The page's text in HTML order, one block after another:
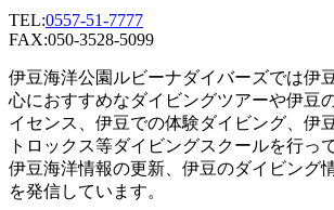
TEL:0557-51-7777
FAX:050-3528-5099
伊豆海洋公園ルビーナダイバーズでは伊
心におすすめなダイビングツアーや伊豆
イセンス、伊豆での体験ダイビング、伊
トロックス等ダイビングスクールを行っ
伊豆海洋情報の更新、伊豆のダイビング
を発信しています。